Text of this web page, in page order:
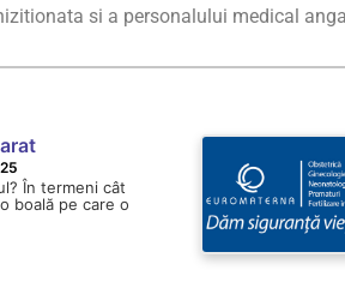
si a personalului medical
În termeni cât
boală pe care o